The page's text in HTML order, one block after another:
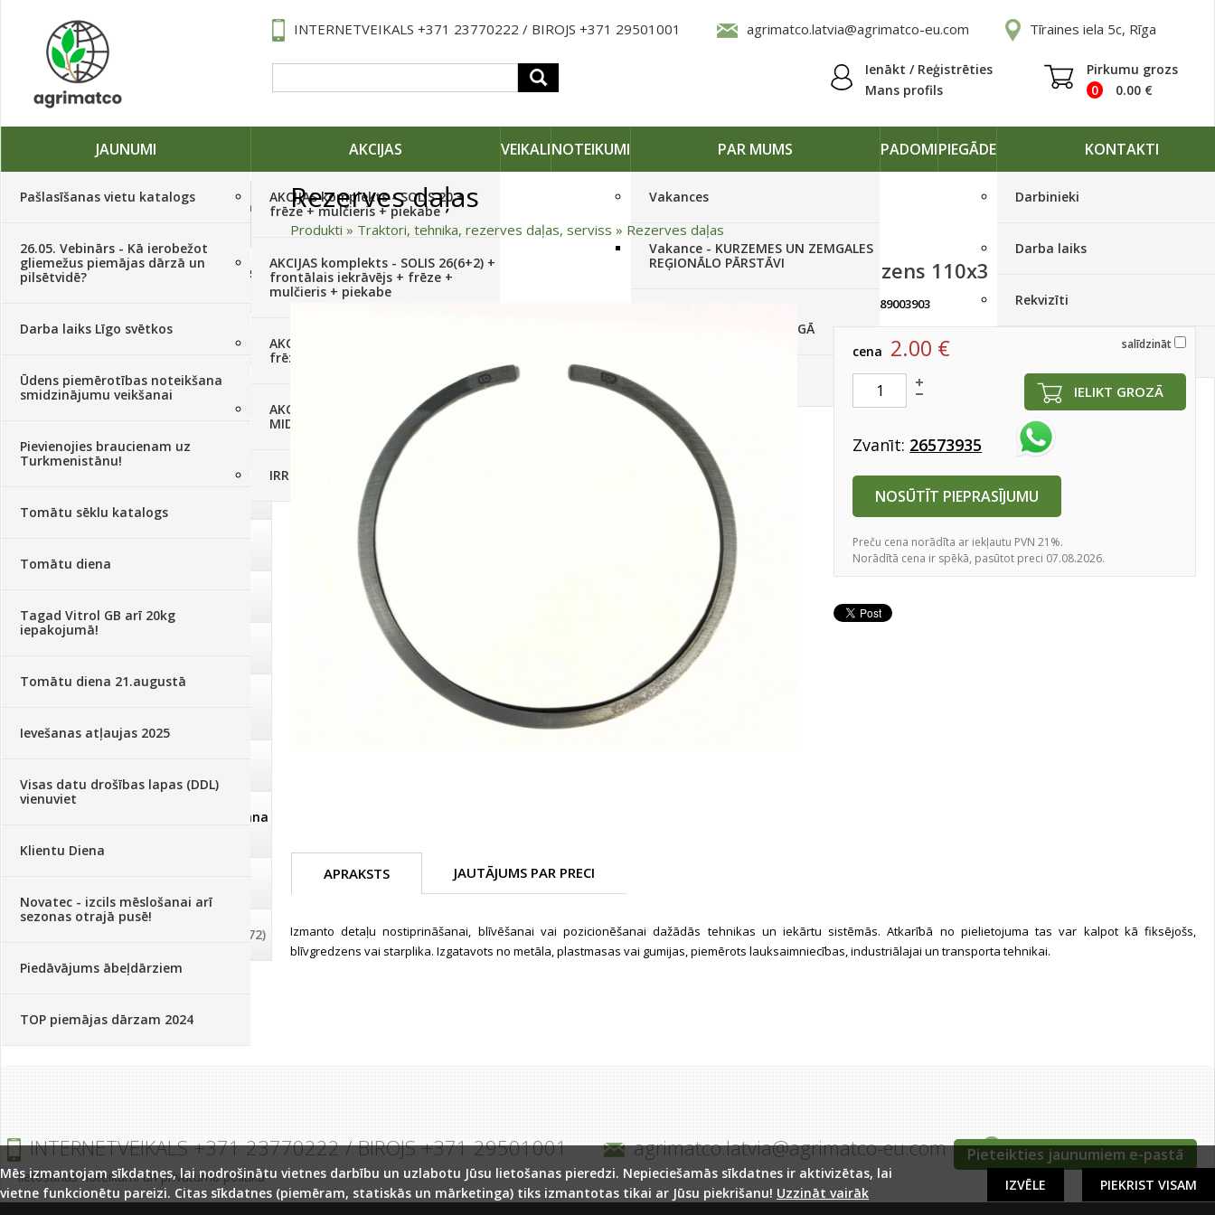
INTERNETVEIKALS +371 23770222 / BIROJS +371 29501001 agrimatco.latvia@agrimatco-eu.com Tīraines iela 5c, Rīga
Ienākt / Reģistrēties
Mans profils
Pirkumu grozs
0
0.00 €
JAUNUMI
Pašlasīšanas vietu katalogs
26.05. Vebinārs - Kā ierobežot
gliemežus piemājas dārzā un
pilsētvidē?
Darba laiks Līgo svētkos
Ūdens piemērotības noteikšana
smidzinājumu veikšanai
Pievienojies braucienam uz
Turkmenistānu!
Tomātu sēklu katalogs
Tomātu diena
Tagad Vitrol GB arī 20kg
iepakojumā!
Tomātu diena 21.augustā
Ievešanas atļaujas 2025
Visas datu drošības lapas (DDL)
vienuviet
Klientu Diena
Novatec - izcils mēslošanai arī
sezonas otrajā pusē!
Piedāvājums ābeļdārziem
TOP piemājas dārzam 2024
AKCIJAS
AKCIJAS komplekts - SOLIS 20 +
frēze + mulčieris + piekabe
AKCIJAS komplekts - SOLIS 26(6+2) +
frontālais iekrāvējs + frēze +
mulčieris + piekabe
AKCIJAS komplekts - SOLIS 26 HST +
frēze + mulčieris
AKCIJAS komplekts - SOLIS 26 HST +
MID MOWER + piekabe
IRRITEC Pilienlaistīšanas komplekti
VEIKALINOTEIKUMI PAR MUMS
Vakances
Vakance - KURZEMES UN ZEMGALES
REĢIONĀLO PĀRSTĀVI
STRĀDNIEKU VEIKALĀ RĪGĀ
PADOMIPIEGĀDE KONTAKTI
Darbinieki
Darba laiks
Rekvizīti
Traktori, tehnika, rezerves daļas,
Sēklas, sīpoli, ķiploki, sīpolpuķes,
kartupeļi
Augu aizsardzība(366)
Mēslojumi(495)
Augsne, kūdra, mulča
Dezinfekcija, tīrīšana, mazgāšana
(72)
Rezerves daļas
Produkti » Traktori, tehnika, rezerves daļas, serviss » Rezerves daļas
Gredzens 110x3
89003903
salīdzināt
cena 2.00 €
IELIKT GROZĀ
Zvanīt: 26573935
NOSŪTĪT PIEPRASĪJUMU
Preču cena norādīta ar iekļautu PVN 21%.
Norādītā cena ir spēkā, pasūtot preci 07.08.2026.
APRAKSTS JAUTĀJUMS PAR PRECI
Izmanto detaļu nostiprināšanai, blīvēšanai vai pozicionēšanai dažādās tehnikas un iekārtu sistēmās. Atkarībā no pielietojuma tas var kalpot kā fiksējošs,
blīvgredzens vai starplika. Izgatavots no metāla, plastmasas vai gumijas, piemērots lauksaimniecības, industriālajai un transporta tehnikai.
Pieteikties jaunumiem e-pastā
INTERNETVEIKALS +371 23770222 / BIROJS +371 29501001 agrimatco.latvia@agrimatco-eu.com Tīraines iela 5c, Rīga
lietošanas noteikumi un privātuma politika
Mēs izmantojam sīkdatnes, lai nodrošinātu vietnes darbību un uzlabotu Jūsu lietošanas pieredzi. Nepieciešamās sīkdatnes ir aktivizētas, lai
vietne funkcionētu pareizi. Citas sīkdatnes (piemēram, statiskās un mārketinga) tiks izmantotas tikai ar Jūsu piekrišanu! Uzzināt vairāk PIEKRIST VISAM
IZVĒLE